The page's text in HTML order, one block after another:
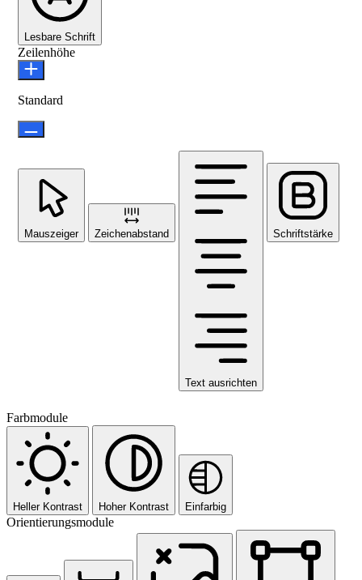
Lesbare Schrift
Zeilenhöhe
Standard
Mauszeiger Zeichenabstand
Text ausrichten
Schriftstärke
Farbmodule
Heller Kontrast Hoher Kontrast Einfarbig
Orientierungsmodule